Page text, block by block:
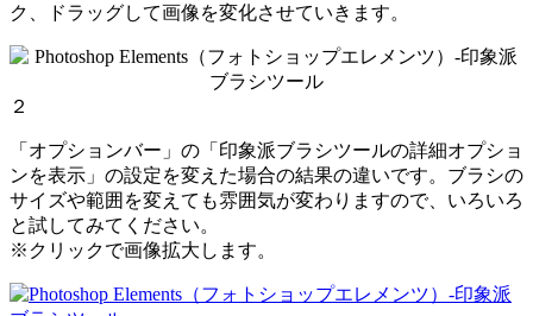
ク、ドラッグして画像を変化させていきます。
２
「オプションバー」の「印象派ブラシツールの詳細オプショ
ンを表示」の設定を変えた場合の結果の違いです。ブラシの
サイズや範囲を変えても雰囲気が変わりますので、いろいろ
と試してみてください。
※クリックで画像拡大します。